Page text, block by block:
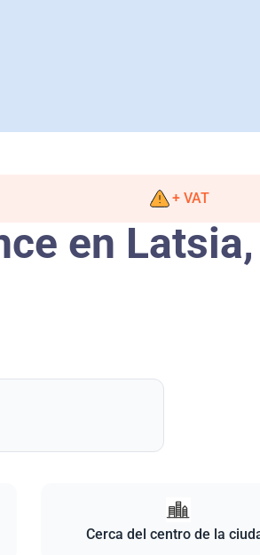
+ VAT
en
Cerca del centro de la